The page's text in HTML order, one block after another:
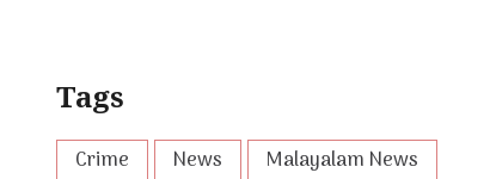
Tags
Crime News Malayalam News